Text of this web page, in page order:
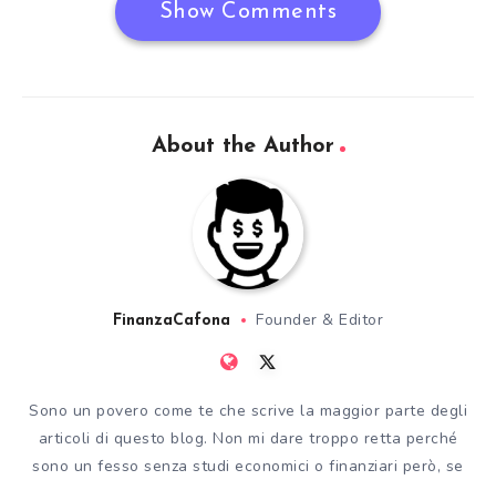
Show Comments
About the Author
FinanzaCafona Founder & Editor
Sono un povero come te che scrive la maggior parte degli
articoli di questo blog. Non mi dare troppo retta perché
sono un fesso senza studi economici o finanziari però, se